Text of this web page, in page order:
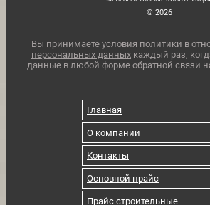
© 2026
Вы принимаете условия политики в
персональных данных каждый раз,
данные в любой форме обратной связи
Главная
О компании
Контакты
Основной прайс
Прайс строительные